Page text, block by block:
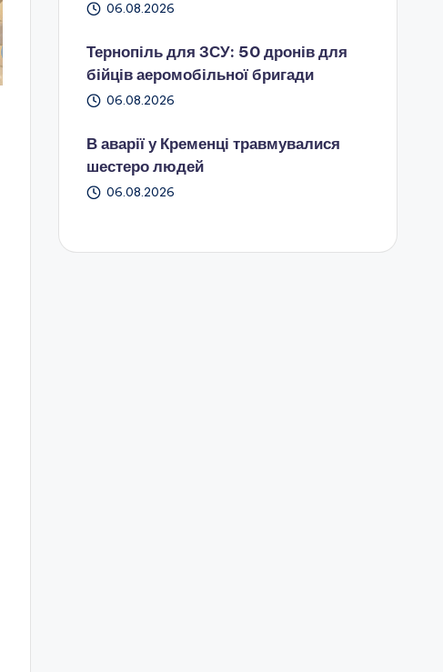
06.08.2026
Тернопіль для ЗСУ: 50 дронів для
бійців аеромобільної бригади
06.08.2026
В аварії у Кременці травмувалися
шестеро людей
06.08.2026